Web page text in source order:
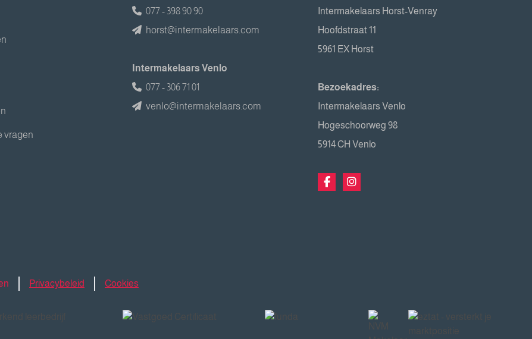
vragen
077 - 398 90 90
horst@intermakelaars.com
Intermakelaars Venlo
077 - 306 71 01
venlo@intermakelaars.com
Intermakelaars Horst-Venray
Hoofdstraat 11
5961 EX Horst
Bezoekadres:
Intermakelaars Venlo
Hogeschoorweg 98
5914 CH Venlo
Privacybeleid Cookies